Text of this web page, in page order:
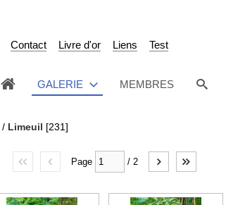
GALERIE MEMBRES
/ Limeuil [231]
Page / 2
Contact Livre d'or Liens Test